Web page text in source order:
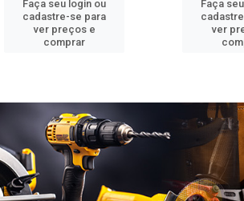
Faça seu login ou
cadastre-se para
ver preços e
comprar
Faça
ver